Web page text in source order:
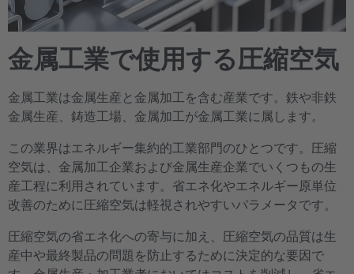
金属工業で使用する圧縮空気
金属工業は金属生産と金属加工を含む産業です。鉄や非鉄
金属生産、鋳造工場、金属加工が金属工業に属します。
この業界はエネルギー集約的工業部門のひとつです。圧縮
空気は、金属加工企業および金属生産企業でいくつもの生
産工程に利用されています。省エネ化やエネルギー原単位
改善のために圧縮空気は軽視されやすいパラメータです。
圧縮空気の省エネ化への寄与に加え、圧縮空気の品質は生
産中や最終製品の問題を防止するために決定的な要因で